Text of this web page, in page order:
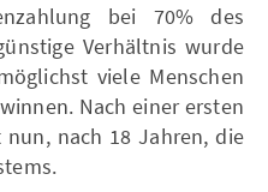
bei 70% des
Verhältnis wurde
viele Menschen
Nach einer ersten
nach 18 Jahren, die